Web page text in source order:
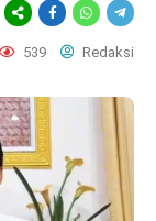
539 Redaksi